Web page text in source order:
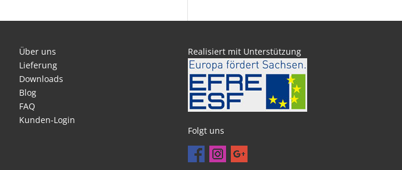
Über uns
Lieferung
Downloads
Blog
FAQ
Kunden-Login
Realisiert mit Unterstützung
Folgt uns